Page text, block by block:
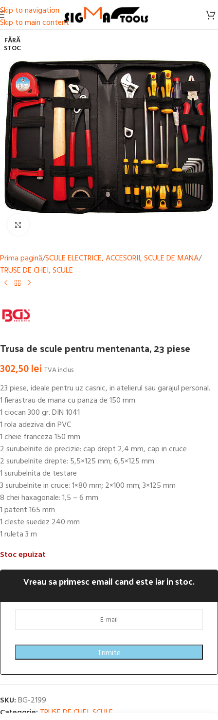
Skip to navigation
Skip to main content
FĂRĂ
STOC
Prima pagină/SCULE ELECTRICE, ACCESORII, SCULE DE MANA/
TRUSE DE CHEI, SCULE
Trusa de scule pentru mentenanta, 23 piese
302,50lei TVA inclus
23 piese, ideale pentru uz casnic, in atelierul sau garajul personal.
1 fierastrau de mana cu panza de 150 mm
1 ciocan 300 gr. DIN 1041
1 rola adeziva din PVC
1 cheie franceza 150 mm
2 surubelnite de precizie: cap drept 2,4 mm, cap in cruce
2 surubelnite drepte: 5,5×125 mm; 6,5×125 mm
1 surubelnita de testare
3 surubelnite in cruce: 1×80 mm; 2×100 mm; 3×125 mm
8 chei haxagonale: 1,5 – 6 mm
1 patent 165 mm
1 cleste suedez 240 mm
1 ruleta 3 m
Stoc epuizat
Vreau sa primesc email cand este iar in stoc.
Trimite
SKU:BG-2199
Categorie: TRUSE DE CHEI, SCULE